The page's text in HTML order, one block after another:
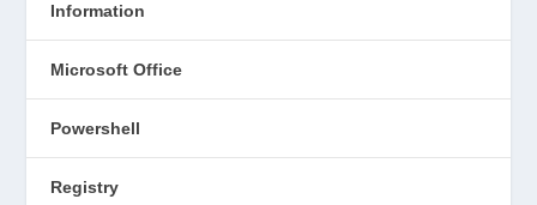
Information
Microsoft Office
Powershell
Registry